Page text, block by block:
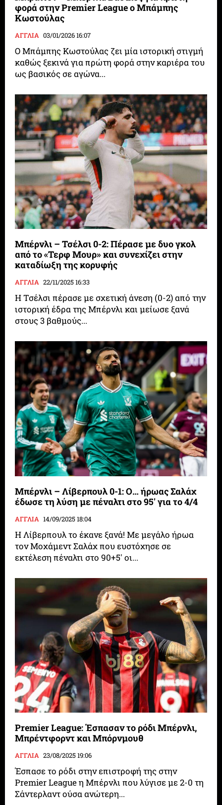
φορά στην Premier League o Μπάμπης
Κωστούλας
ΑΓΓΛΙΑ 03/01/2026 16:07
Ο Μπάμπης Κωστούλας ζει μία ιστορική στιγμή
καθώς ξεκινά για πρώτη φορά στην καριέρα του
ως βασικός σε αγώνα...
Μπέρνλι – Τσέλσι 0-2: Πέρασε με δυο γκολ
από το «Τερφ Μουρ» και συνεχίζει στην
καταδίωξη της κορυφής
ΑΓΓΛΙΑ 22/11/2025 16:33
Η Τσέλσι πέρασε με σχετική άνεση (0-2) από την
ιστορική έδρα της Μπέρνλι και μείωσε ξανά
στους 3 βαθμούς...
Μπέρνλι – Λίβερπουλ 0-1: Ο… ήρωας Σαλάχ
έδωσε τη λύση με πέναλτι στο 95′ για το 4/4
ΑΓΓΛΙΑ 14/09/2025 18:04
Η Λίβερπουλ το έκανε ξανά! Με μεγάλο ήρωα
τον Μοχάμεντ Σαλάχ που ευστόχησε σε
εκτέλεση πέναλτι στο 90+5' οι...
Premier League: Έσπασαν το ρόδι Μπέρνλι,
Μπρέντφορντ και Μπόρνμουθ
ΑΓΓΛΙΑ 23/08/2025 19:06
Έσπασε το ρόδι στην επιστροφή της στην
Premier League η Μπέρνλι που λύγισε με 2-0 τη
Σάντερλαντ ούσα ανώτερη...